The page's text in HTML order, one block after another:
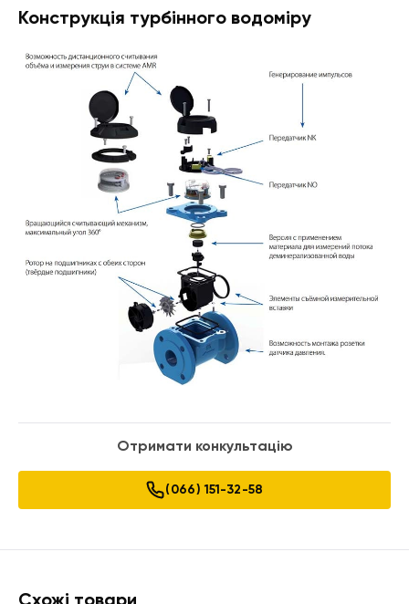
Конструкція турбінного водоміру
Отримати конкультацію
(066) 151-32-58